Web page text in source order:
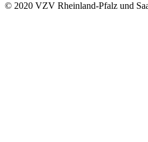
© 2020 VZV Rheinland-Pfalz und